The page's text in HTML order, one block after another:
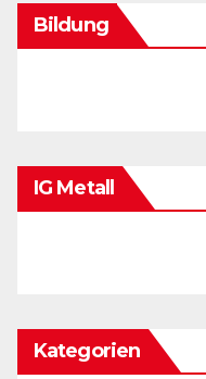
Bildung
IG Metall
Kategorien